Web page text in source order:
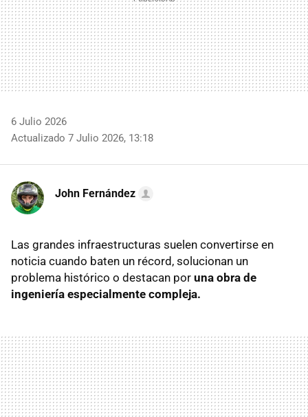
6 Julio 2026
Actualizado 7 Julio 2026, 13:18
John Fernández
Las grandes infraestructuras suelen convertirse en
noticia cuando baten un récord, solucionan un
problema histórico o destacan por una obra de
ingeniería especialmente compleja.